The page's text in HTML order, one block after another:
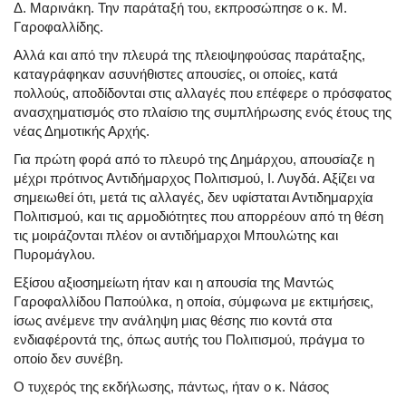
Δ. Μαρινάκη. Την παράταξή του, εκπροσώπησε ο κ. Μ.
Γαροφαλλίδης.
Αλλά και από την πλευρά της πλειοψηφούσας παράταξης,
καταγράφηκαν ασυνήθιστες απουσίες, οι οποίες, κατά
πολλούς, αποδίδονται στις αλλαγές που επέφερε ο πρόσφατος
ανασχηματισμός στο πλαίσιο της συμπλήρωσης ενός έτους της
νέας Δημοτικής Αρχής.
Για πρώτη φορά από το πλευρό της Δημάρχου, απουσίαζε η
μέχρι πρότινος Αντιδήμαρχος Πολιτισμού, Ι. Λυγδά. Αξίζει να
σημειωθεί ότι, μετά τις αλλαγές, δεν υφίσταται Αντιδημαρχία
Πολιτισμού, και τις αρμοδιότητες που απορρέουν από τη θέση
τις μοιράζονται πλέον οι αντιδήμαρχοι Μπουλώτης και
Πυρομάγλου.
Εξίσου αξιοσημείωτη ήταν και η απουσία της Μαντώς
Γαροφαλλίδου Παπούλκα, η οποία, σύμφωνα με εκτιμήσεις,
ίσως ανέμενε την ανάληψη μιας θέσης πιο κοντά στα
ενδιαφέροντά της, όπως αυτής του Πολιτισμού, πράγμα το
οποίο δεν συνέβη.
Ο τυχερός της εκδήλωσης, πάντως, ήταν ο κ. Νάσος